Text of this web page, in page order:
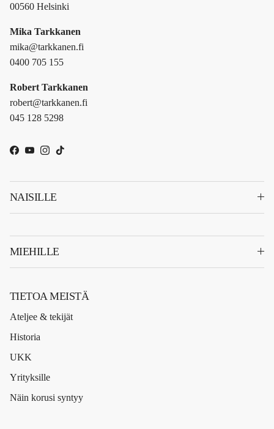
00560 Helsinki
Mika Tarkkanen
mika@tarkkanen.fi
0400 705 155
Robert Tarkkanen
robert@tarkkanen.fi
045 128 5298
Facebook
YouTube
Instagram
TikTok
NAISILLE
MIEHILLE
TIETOA MEISTÄ
Ateljee & tekijät
Historia
UKK
Yrityksille
Näin korusi syntyy